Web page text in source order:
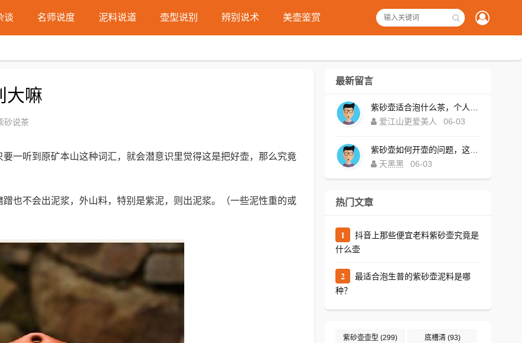
谈 名师说度 泥料说道 壶型说别 辨别说术 美壶鉴赏
大嘛
砂说茶
一听到原矿本山这种词汇，就会潜意识里觉得这是把好壶，那么究竟
也不会出泥浆，外山料，特别是紫泥，则出泥浆。（一些泥性重的或
最新留言
爱江山更爱美人
06-03
天黑黑
06-03
热门文章
1
抖音上那些便宜老料紫砂壶究竟是
什么壶
2
最适合泡生普的紫砂壶泥料是哪
种？
紫砂壶壶型 (299) 底槽清(93)